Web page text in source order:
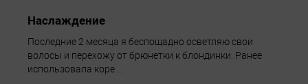
Наслаждение
Последние 2 месяца я беспощадно осветляю свои
волосы и перехожу от брюнетки к блондинки. Ранее
использовала коре ...